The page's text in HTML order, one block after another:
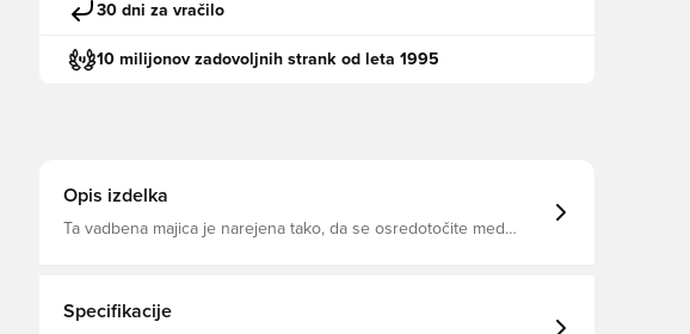
30 dni za vračilo
10 milijonov zadovoljnih strank od leta 1995
Opis izdelka
Ta vadbena majica je narejena tako, da se osredotočite med
da ostanete udobni, suhi in hladni. Izdelana iz 100% recikliranega
poliestra.
Specifikacije